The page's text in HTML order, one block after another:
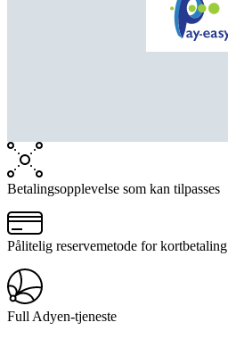
Betalingsopplevelse som kan tilpasses
Pålitelig reservemetode for kortbetaling
Full Adyen-tjeneste